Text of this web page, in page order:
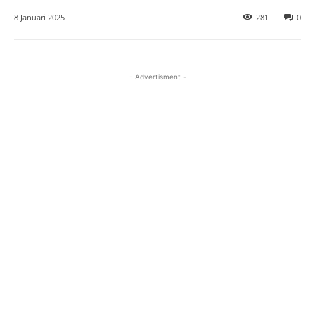
8 Januari 2025 0
281
- Advertisment -